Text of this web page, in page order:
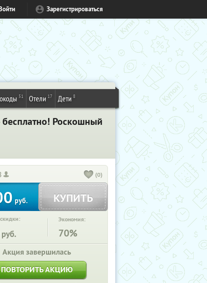
Зарегистрироваться
51 Отели 17 Дети 8
бесплатно! Роскошный
(0)
руб. КУПИТЬ
руб.
Экономия:
70%
Акция завершилась
ПОВТОРИТЬ АКЦИЮ